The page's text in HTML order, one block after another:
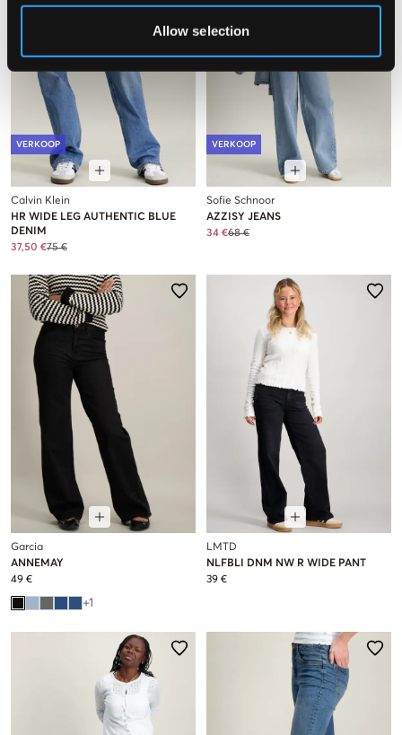
Allow selection
VERKOOP
Calvin Klein
HR WIDE LEG AUTHENTIC BLUE
DENIM
37,50 €75 €
VERKOOP
Sofie Schnoor
AZZISY JEANS
34 €68 €
Garcia
ANNEMAY
49 €
+1
LMTD
NLFBLI DNM NW R WIDE PANT
39 €